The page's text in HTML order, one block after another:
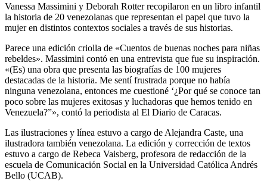
Vanessa Massimini y Deborah Rotter recopilaron en un libro infantil
la historia de 20 venezolanas que representan el papel que tuvo la
mujer en distintos contextos sociales a través de sus historias.
Parece una edición criolla de «Cuentos de buenas noches para niñas
rebeldes». Massimini contó en una entrevista que fue su inspiración.
«(Es) una obra que presenta las biografías de 100 mujeres
destacadas de la historia. Me sentí frustrada porque no había
ninguna venezolana, entonces me cuestioné ‘¿Por qué se conoce tan
poco sobre las mujeres exitosas y luchadoras que hemos tenido en
Venezuela?”», contó la periodista al El Diario de Caracas.
Las ilustraciones y línea estuvo a cargo de Alejandra Caste, una
ilustradora también venezolana. La edición y corrección de textos
estuvo a cargo de Rebeca Vaisberg, profesora de redacción de la
escuela de Comunicación Social en la Universidad Católica Andrés
Bello (UCAB).